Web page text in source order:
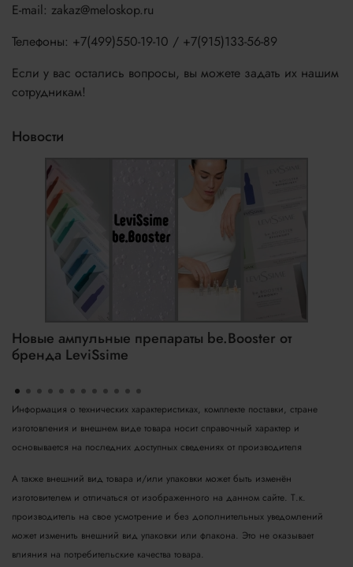
E-mail: zakaz@meloskop.ru
Телефоны: +7(499)550-19-10 / +7(915)133-56-89
Если у вас остались вопросы, вы можете задать их нашим
сотрудникам!
Новости
Новые ампульные препараты be.Booster от
бренда LeviSsime
Информация о технических характеристиках, комплекте поставки, стране
изготовления и внешнем виде товара носит справочный характер и
основывается на последних доступных сведениях от производителя
А также внешний вид товара и/или упаковки может быть изменён
изготовителем и отличаться от изображенного на данном сайте. Т.к.
производитель на свое усмотрение и без дополнительных уведомлений
может изменить внешний вид упаковки или флакона. Это не оказывает
влияния на потребительские качества товара.